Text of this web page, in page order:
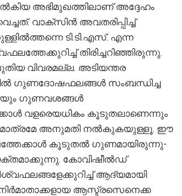
അഭിമുഖത്തിലാണ് അദ്ദേഹം
വാക്സിൻ അവതരിപ്പിച്ച്
ടി.ടി.എസ്. എന്ന
തിരിച്ചറിഞ്ഞിരുന്നു.
വിവരമല്ല. അടിയന്തര
​ഗുണദോഷഫലങ്ങൾ സംബന്ധിച്ച
​ഗുണവശങ്ങൾ‌
വളരെയധികം കൂടുതലാണെന്നും
മാത്രമേ അനുമതി നൽകുകയുള്ളൂ. ഈ
കൂടുതൽ​ ​ഗുണമായിരുന്നു-
കോവിഷീൽഡ്
ആദ്യമായി
ആസ്ട്രസെനെക്ക